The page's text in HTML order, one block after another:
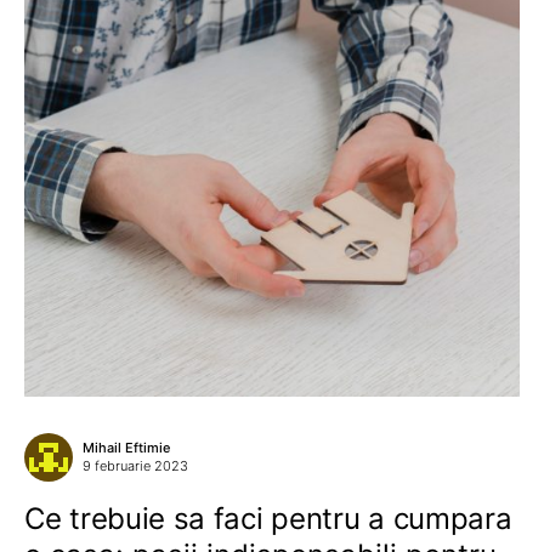
Mihail Eftimie
9 februarie 2023
Ce trebuie sa faci pentru a cumpara